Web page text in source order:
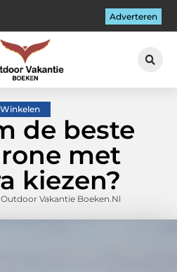
Adverteren
Winkelen
de beste
met
kiezen?
Vakantie Boeken.nl